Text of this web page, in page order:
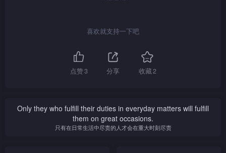
郭羡妮、徐子珊等港姐由初入
松妙论，一一化解疑虑；并呼
盛事，散发光芒。
喜欢就支持一下吧
点赞3 分享 收藏2
Only they who fulfill their duties in everyday matters will fulfill
them on great occasions.
只有在日常生活中尽责的人才会在重大时刻尽责